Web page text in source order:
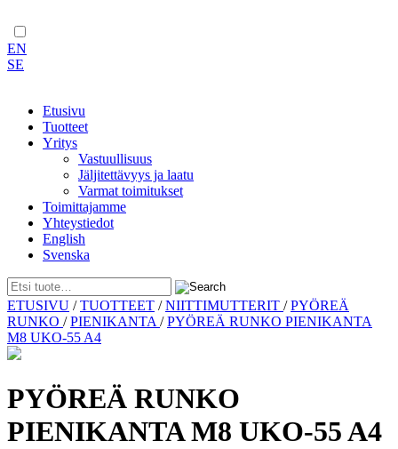
EN
SE
Etusivu
Tuotteet
Yritys
Vastuullisuus
Jäljitettävyys ja laatu
Varmat toimitukset
Toimittajamme
Yhteystiedot
English
Svenska
Skip
to
content
ETUSIVU /TUOTTEET /NIITTIMUTTERIT /PYÖREÄ
RUNKO /PIENIKANTA /PYÖREÄ RUNKO PIENIKANTA
M8 UKO-55 A4
PYÖREÄ RUNKO
PIENIKANTA M8 UKO-55 A4